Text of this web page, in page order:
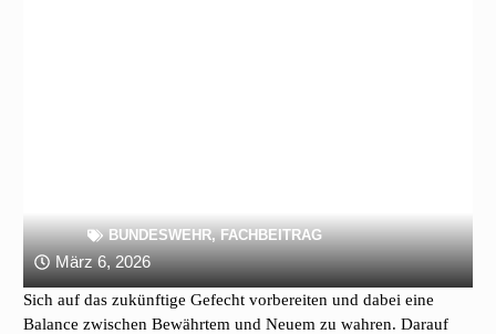
BUNDESWEHR, FACHBEITRAG
März 6, 2026
Sich auf das zukünftige Gefecht vorbereiten und dabei eine
Balance zwischen Bewährtem und Neuem zu wahren. Darauf